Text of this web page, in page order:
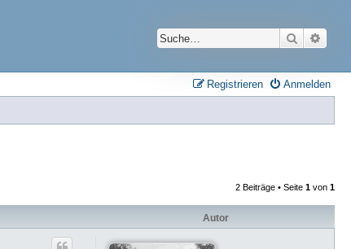
Suche
Anmelden
Registrieren
2 Beiträge • Seite 1 von 1
Autor